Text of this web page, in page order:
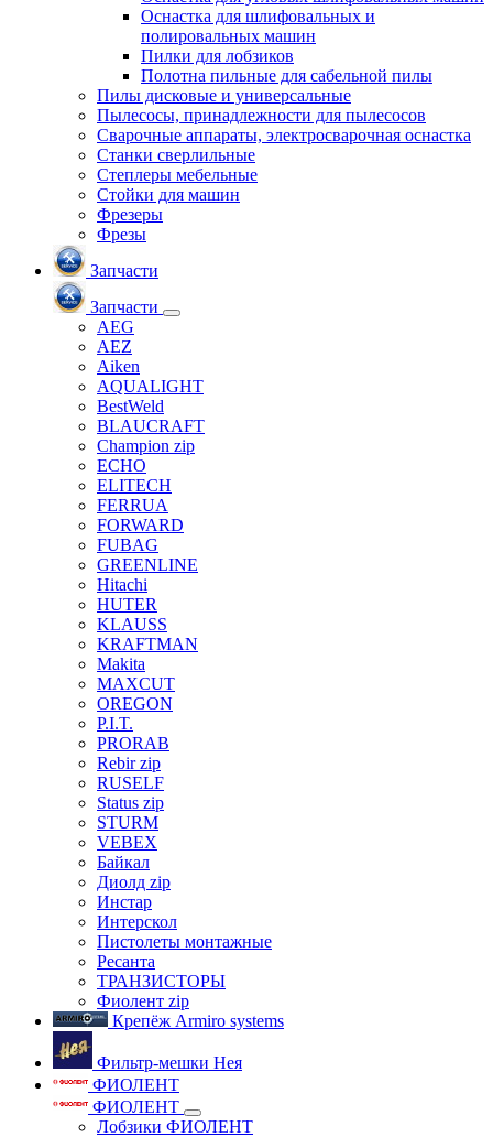
Оснастка для шлифовальных и
полировальных машин
Пилки для лобзиков
Полотна пильные для сабельной пилы
Пилы дисковые и универсальные
Пылесосы, принадлежности для пылесосов
Сварочные аппараты, электросварочная оснастка
Станки сверлильные
Степлеры мебельные
Стойки для машин
Фрезеры
Фрезы
Запчасти
Запчасти
AEG
AEZ
Aiken
AQUALIGHT
BestWeld
BLAUCRAFT
Champion zip
ECHO
ELITECH
FERRUA
FORWARD
FUBAG
GREENLINE
Hitachi
HUTER
KLAUSS
KRAFTMAN
Makita
MAXCUT
OREGON
P.I.T.
PRORAB
Rebir zip
RUSELF
Status zip
STURM
VEBEX
Байкал
Диолд zip
Инстар
Интерскол
Пистолеты монтажные
Ресанта
ТРАНЗИСТОРЫ
Фиолент zip
Крепёж Armiro systems
Фильтр-мешки Нея
ФИОЛЕНТ
ФИОЛЕНТ
Лобзики ФИОЛЕНТ